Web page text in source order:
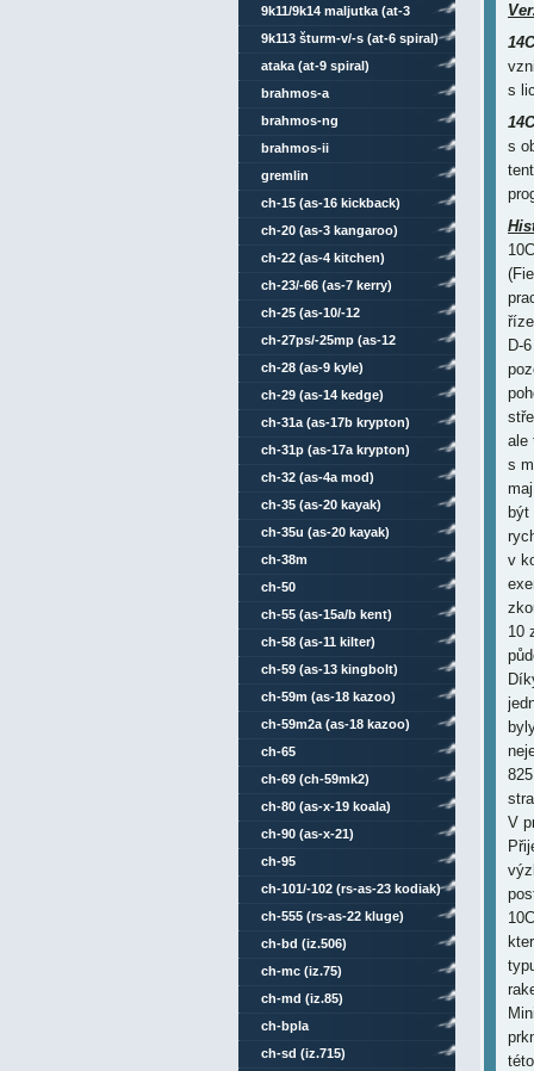
s
s
D-
ale
s
být
v
10
V
swatter)
9k11/9k14 maljutka (at-3
sagger)
9k113 šturm-v/-s (at-6 spiral)
ataka (at-9 spiral)
brahmos-a
brahmos-ng
brahmos-ii
gremlin
ch-15 (as-16 kickback)
ch-20 (as-3 kangaroo)
ch-22 (as-4 kitchen)
ch-23/-66 (as-7 kerry)
ch-25 (as-10/-12
karen/kegler)
ch-27ps/-25mp (as-12
kegler)
ch-28 (as-9 kyle)
ch-29 (as-14 kedge)
ch-31a (as-17b krypton)
ch-31p (as-17a krypton)
ch-32 (as-4a mod)
ch-35 (as-20 kayak)
ch-35u (as-20 kayak)
ch-38m
ch-50
ch-55 (as-15a/b kent)
ch-58 (as-11 kilter)
ch-59 (as-13 kingbolt)
ch-59m (as-18 kazoo)
ch-59m2a (as-18 kazoo)
ch-65
ch-69 (ch-59mk2)
ch-80 (as-x-19 koala)
ch-90 (as-x-21)
ch-95
ch-101/-102 (rs-as-23 kodiak)
ch-555 (rs-as-22 kluge)
ch-bd (iz.506)
ch-mc (iz.75)
ch-md (iz.85)
ch-bpla
ch-sd (iz.715)